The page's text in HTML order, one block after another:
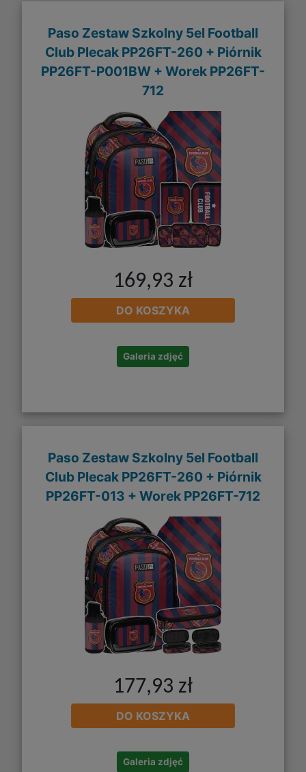
Paso Zestaw Szkolny 5el Football
Club Plecak PP26FT-260 + Piórnik
PP26FT-P001BW + Worek PP26FT-
712
169,93 zł
DO KOSZYKA
Galeria zdjęć
Paso Zestaw Szkolny 5el Football
Club Plecak PP26FT-260 + Piórnik
PP26FT-013 + Worek PP26FT-712
177,93 zł
DO KOSZYKA
Galeria zdjęć